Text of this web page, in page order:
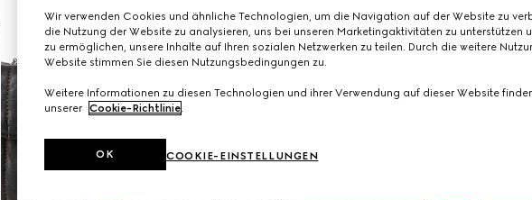
Wir verwenden Cookies und ähnliche Technologien, um die Navigation auf der Website zu
die Nutzung der Website zu analysieren, uns bei unseren Marketingaktivitäten zu unterstützen
zu ermöglichen, unsere Inhalte auf Ihren sozialen Netzwerken zu teilen. Durch die weitere
Website stimmen Sie diesen Nutzungsbedingungen zu.
Weitere Informationen zu diesen Technologien und ihrer Verwendung auf dieser Website
unserer Cookie-Richtlinie.
COOKIE-EINSTELLUNGEN
OK